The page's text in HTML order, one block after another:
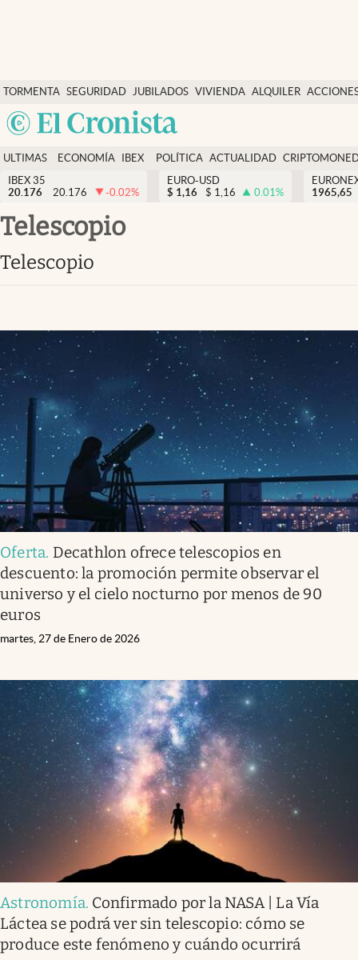
TORMENTA SEGURIDAD
SOCIAL
JUBILADOS VIVIENDA ALQUILER
USA
Economía y finanzas
Política
Actualidad
Criptomonedas
España
ULTIMAS
NOTICIAS
ECONOMÍA
FINANZAS
IBEX
EURO
POLÍTICA ACTUALIDAD
IBEX 35
20.176
20.176 -0.02%
EURO-USD
$ 1,16 $ 1,16 0.01%
1965,65
telescopio
telescopio
Oferta. Decathlon ofrece telescopios en
descuento: la promoción permite observar el
universo y el cielo nocturno por menos de 90
euros
martes, 27 de Enero de 2026
Astronomía. Confirmado por la NASA | La Vía
Láctea se podrá ver sin telescopio: cómo se
produce este fenómeno y cuándo ocurrirá